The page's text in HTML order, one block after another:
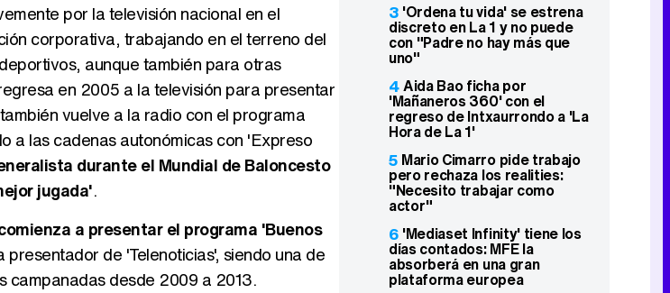
por la televisión nacional en el
corporativa, trabajando en el terreno del
aunque también para otras
en 2005 a la televisión para presentar
vuelve a la radio con el programa
a las cadenas autonómicas con 'Expreso
durante el Mundial de Baloncesto
jugada'.
a presentar el programa 'Buenos
de 'Telenoticias', siendo una de
campanadas desde 2009 a 2013.
3 'Ordena tu vida' se estrena
discreto en La 1 y no puede
con "Padre no hay más que
uno"
4Aida Bao ficha por
'Mañaneros 360' con el
regreso de Intxaurrondo a 'La
Hora de La 1'
5 Mario Cimarro pide trabajo
pero rechaza los realities:
"Necesito trabajar como
actor"
6 'Mediaset Infinity' tiene los
días contados: MFE la
absorberá en una gran
plataforma europea